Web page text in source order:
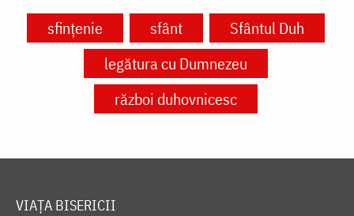
sfințenie sfânt
Sfântul Duh
legătura cu Dumnezeu
război duhovnicesc
VIAȚA BISERICII